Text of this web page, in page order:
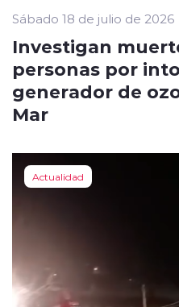
Sábado 18 de julio de 2026
Investigan
personas por
generador de
Mar
Actualidad